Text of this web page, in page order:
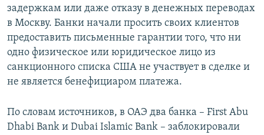
УКРАИНСКАЯ ПРОБЛЕМА КРЫМА
Все сайты RFE/RL
задержкам или даже отказу в денежных переводах
в Москву. Банки начали просить своих клиентов
предоставить письменные гарантии того, что ни
одно физическое или юридическое лицо из
санкционного списка США не участвует в сделке и
не является бенефициаром платежа.
По словам источников, в ОАЭ два банка – First Abu
Dhabi Bank и Dubai Islamic Bank – заблокировали